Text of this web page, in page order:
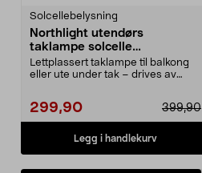
Solcellebelysning
Northlight utendørs
taklampe solcelle
kunstrotting 40 cm
Lettplassert taklampe til balkong
eller ute under tak – drives av
399,90
299,90
Legg i handlekurv